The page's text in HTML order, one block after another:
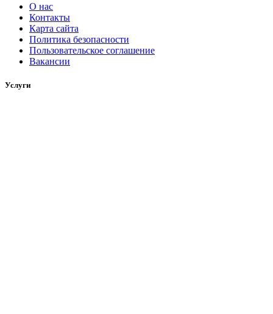
О нас
Контакты
Карта сайта
Политика безопасности
Пользовательское соглашение
Вакансии
Услуги